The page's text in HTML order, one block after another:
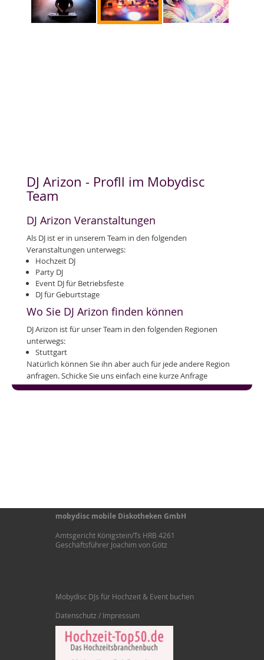
DJ Arizon - Profll im Mobydisc
Team
DJ Arizon Veranstaltungen
Als DJ ist er in unserem Team in den folgenden
Veranstaltungen unterwegs:
Hochzeit DJ
Party DJ
Event DJ für Betriebsfeste
DJ für Geburtstage
Wo Sie DJ Arizon finden können
DJ Arizon ist für unser Team in den folgenden Regionen
unterwegs:
Stuttgart
Natürlich können Sie ihn aber auch für jede andere Region
anfragen. Schicke Sie uns einfach eine kurze Anfrage
mobydisc mobile Diskotheken GmbH
Amtsgericht Königstein/Ts HRB 4261
Geschäftsführer Joachim von Götz
Mobydisc DJs für Hochzeit & Event buchen
Datenschutz / Impressum